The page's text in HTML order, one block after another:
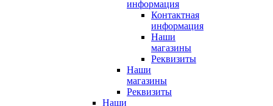
информация
Контактная
информация
Наши
магазины
Реквизиты
Наши
магазины
Реквизиты
Наши